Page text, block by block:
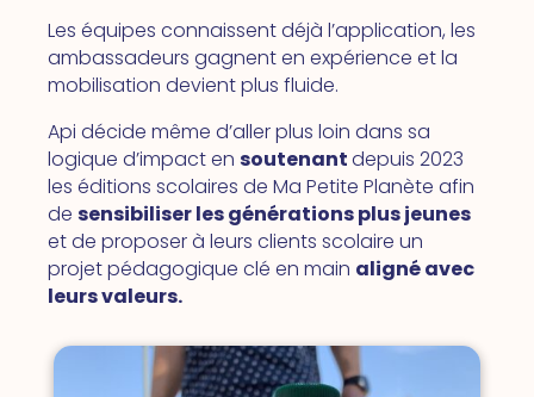
Les équipes connaissent déjà l’application, les
ambassadeurs gagnent en expérience et la
mobilisation devient plus fluide.
Api décide même d’aller plus loin dans sa
logique d’impact en soutenantdepuis 2023
les éditions scolaires de Ma Petite Planète afin
de sensibiliser les générations plus jeunes
et de proposer à leurs clients scolaire un
projet pédagogique clé en main aligné avec
leurs valeurs.